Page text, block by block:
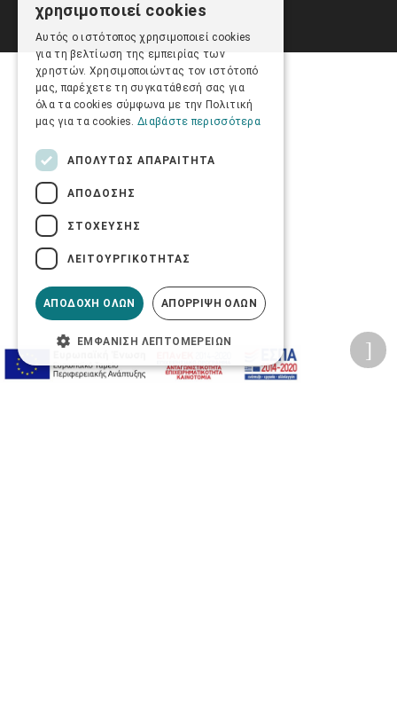
χρησιμοποιεί cookies
Αυτός ο ιστότοπος χρησιμοποιεί cookies
για τη βελτίωση της εμπειρίας των
χρηστών. Χρησιμοποιώντας τον ιστότοπό
μας, παρέχετε τη συγκατάθεσή σας για
όλα τα cookies σύμφωνα με την Πολιτική
μας για τα cookies. Διαβάστε περισσότερα
ΑΠΟΛΎΤΩΣ ΑΠΑΡΑΊΤΗΤΑ
ΑΠΌΔΟΣΗΣ
ΣΤΌΧΕΥΣΗΣ
ΛΕΙΤΟΥΡΓΙΚΌΤΗΤΑΣ
ΑΠΟΔΟΧΉ ΌΛΩΝ ΑΠΌΡΡΙΨΗ ΌΛΩΝ
ΕΜΦΆΝΙΣΗ ΛΕΠΤΟΜΕΡΕΙΏΝ